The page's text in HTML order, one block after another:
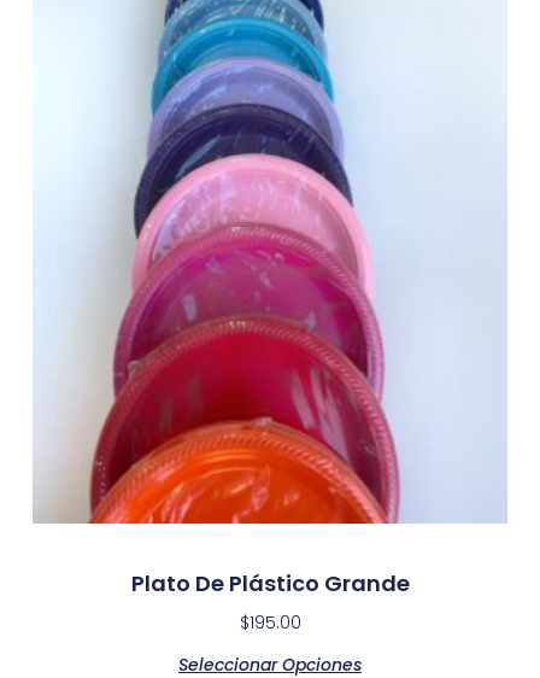
Plato De Plástico Grande
$195.00
Seleccionar Opciones